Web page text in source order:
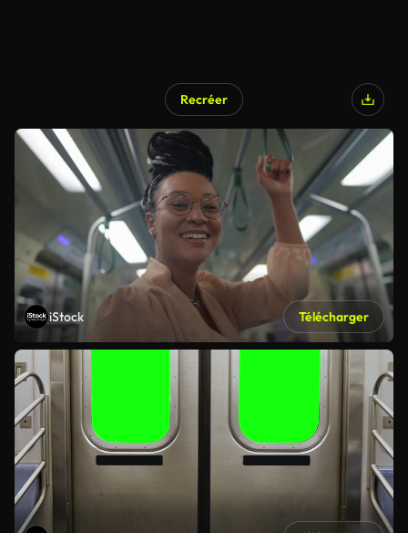
Recréer
iStock Télécharger